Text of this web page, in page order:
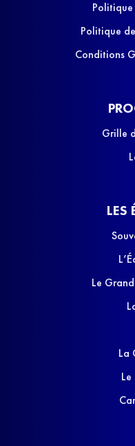
Politique
Conditions
Grille
LES
Le
La